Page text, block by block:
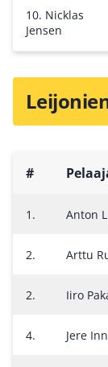
10. Nicklas
Jensen
#
1. Anton
2. Arttu
2. Iiro
4. Jere